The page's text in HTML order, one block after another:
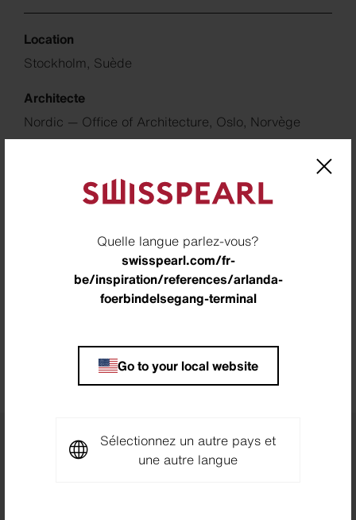
Quelle langue parlez-vous?
swisspearl.com/fr-
be/inspiration/references/arlanda-
foerbindelsegang-terminal
Go to your local website
Sélectionnez un autre pays et
une autre langue
Location
Stockholm, Suède
Architecte
Nordic — Office of Architecture, Oslo, Norvège
Photographer
baraBild Sverige AB, Årsta, Suède